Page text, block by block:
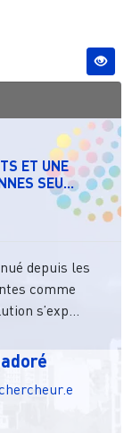
ET UNE
SEU...
depuis les
comme
s’exp...